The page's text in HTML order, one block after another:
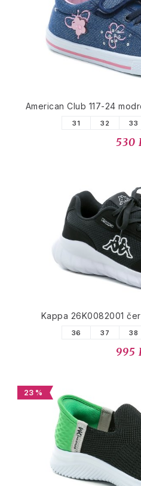
American Club 117-24
31 32 33
530
Kappa 26K0082001
36 37 38
995
23 %